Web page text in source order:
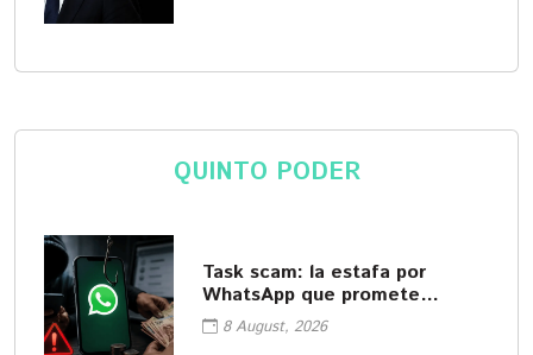
QUINTO PODER
Task scam: la estafa por
WhatsApp que promete
empleos fáciles
8 August, 2026